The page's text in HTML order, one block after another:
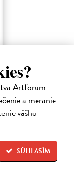
Artforum
a meranie
vášho
SÚHLASÍM
Čelili ste
šéfa?